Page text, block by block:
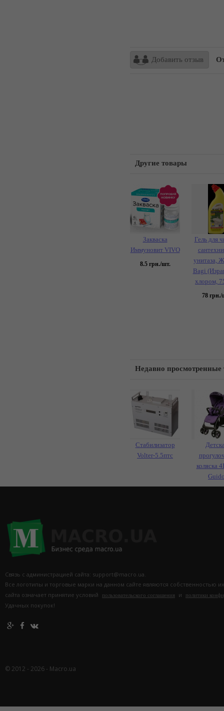
Добавить отзыв
Другие товары
Закваска
Иммуновит VIVO
8.5грн./шт.
Гель для
унитаза,
Bagi
хлором,
78 грн./
Недавно просмотренные
Стабилизатор
Volter-5.5птс
коляска
Связь с администрацией сайта: support@macro.ua.
Все логотипы и торговые марки на данном сайте являются собственностью
сайта означает принятие условий
пользовательского соглашения и политики
Удачных покупок!
© 2012 - 2026 - Macro.ua